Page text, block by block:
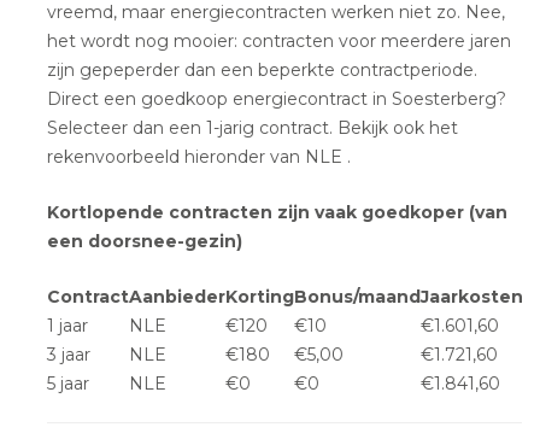
vreemd, maar energiecontracten werken niet zo. Nee,
het wordt nog mooier: contracten voor meerdere jaren
zijn gepeperder dan een beperkte contractperiode.
Direct een goedkoop energiecontract in Soesterberg?
Selecteer dan een 1-jarig contract. Bekijk ook het
rekenvoorbeeld hieronder van NLE .
Kortlopende contracten zijn vaak goedkoper (van
een doorsnee-gezin)
ContractAanbiederKortingBonus/maandJaarkosten
1 jaar
NLE €120 €10
€1.601,60
3 jaar
NLE €180 €5,00
€1.721,60
5 jaar
NLE €0 €0 €1.841,60